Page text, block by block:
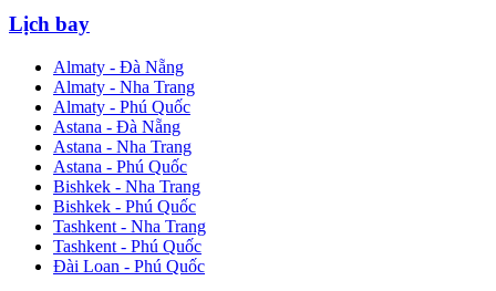
Lịch bay
Almaty - Đà Nẵng
Almaty - Nha Trang
Almaty - Phú Quốc
Astana - Đà Nẵng
Astana - Nha Trang
Astana - Phú Quốc
Bishkek - Nha Trang
Bishkek - Phú Quốc
Tashkent - Nha Trang
Tashkent - Phú Quốc
Đài Loan - Phú Quốc